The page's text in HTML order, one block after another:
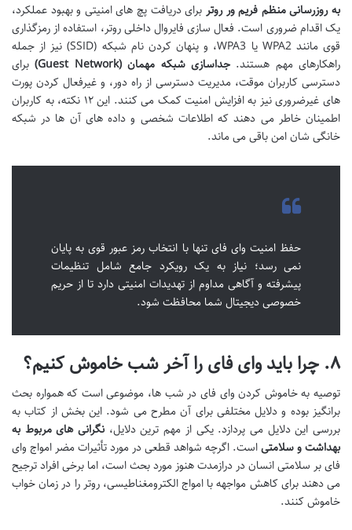
به روزرسانی منظم فریم ور روتر برای دریافت پچ های امنیتی و بهبود عملکرد،
یک اقدام ضروری است. فعال سازی فایروال داخلی روتر، استفاده از رمزگذاری
قوی مانند WPA2 یا WPA3، و پنهان کردن نام شبکه (SSID) نیز از جمله
راهکارهای مهم هستند.جداسازی شبکه مهمان (Guest Network)
برای
دسترسی کاربران موقت، مدیریت دسترسی از راه دور، و غیرفعال کردن پورت
های غیرضروری نیز به افزایش امنیت کمک می کنند. این ۱۲ نکته، به کاربران
اطمینان خاطر می دهند که اطلاعات شخصی و داده های آن ها در شبکه
خانگی شان امن باقی می ماند.
حفظ امنیت وای فای تنها با انتخاب رمز عبور قوی به پایان
نمی رسد؛ نیاز به یک رویکرد جامع شامل تنظیمات
پیشرفته و آگاهی مداوم از تهدیدات امنیتی دارد تا از حریم
خصوصی دیجیتال شما محافظت شود.
۸. چرا باید وای فای را آخر شب خاموش کنیم؟
توصیه به خاموش کردن وای فای در شب ها، موضوعی است که همواره بحث
برانگیز بوده و دلایل مختلفی برای آن مطرح می شود. این بخش از کتاب به
بررسی این دلایل می پردازد. یکی از مهم ترین دلایل، نگرانی های مربوط به
بهداشت و سلامتیاست. اگرچه شواهد قطعی در مورد تأثیرات مضر امواج وای
فای بر سلامتی انسان در درازمدت هنوز مورد بحث است، اما برخی افراد ترجیح
می دهند برای کاهش مواجهه با امواج الکترومغناطیسی، روتر را در زمان خواب
خاموش کنند.